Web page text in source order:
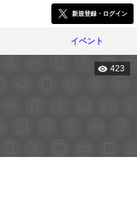
新規登録・ログイン
イベント
423